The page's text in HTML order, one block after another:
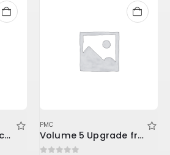
ProPanel 61x122x2,5cm, Beveled Edge, Slate
PMC
Volume 5 Upgrade from Volume 3 (Download)